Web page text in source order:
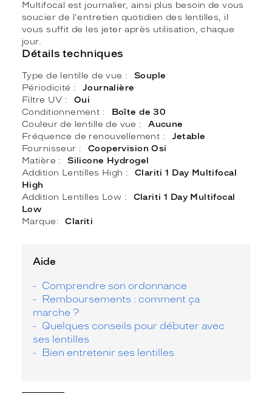
Multifocal est journalier, ainsi plus besoin de vous
soucier de l'entretien quotidien des lentilles, il
vous suffit de les jeter après utilisation, chaque
jour.
Détails techniques
Type de lentille de vue
Souple
Périodicité
Journalière
Filtre UV
Oui
Conditionnement
Boîte de 30
Couleur de lentille de vue
Aucune
Fréquence de renouvellement
Jetable
Fournisseur
Coopervision Osi
Matière
Silicone Hydrogel
Addition Lentilles High
Clariti 1 Day Multifocal
High
Addition Lentilles Low
Clariti 1 Day Multifocal
Low
Marque
Clariti
Aide
Comprendre son ordonnance
Remboursements : comment ça
marche ?
Quelques conseils pour débuter avec
ses lentilles
Bien entretenir ses lentilles